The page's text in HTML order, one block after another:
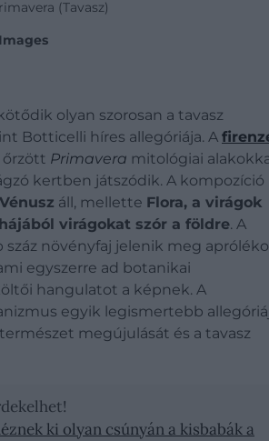
(Tavasz)
olyan szorosan a tavasz
Botticelli híres allegóriája. A
őrzött Primavera mitológiai
kertben játszódik. A kompozíció
Vénusz áll, mellette Flora, a virágok
virágokat szór a földre. A
növényfaj jelenik meg
egyszerre ad botanikai
hangulatot a képnek. A
egyik legismertebb
megújulását és a tavasz
ki olyan csúnyán a kisbabák a